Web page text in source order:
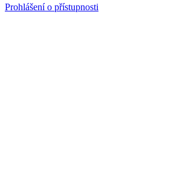
Prohlášení o přístupnosti